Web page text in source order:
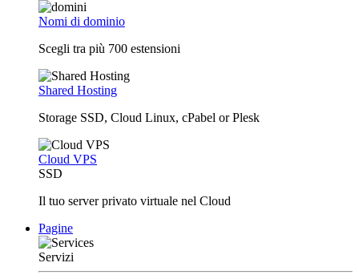
Nomi di dominio
Scegli tra più 700 estensioni
Shared Hosting
Storage SSD, Cloud Linux, cPabel or Plesk
Cloud VPS
SSD
Il tuo server privato virtuale nel Cloud
Pagine
Servizi